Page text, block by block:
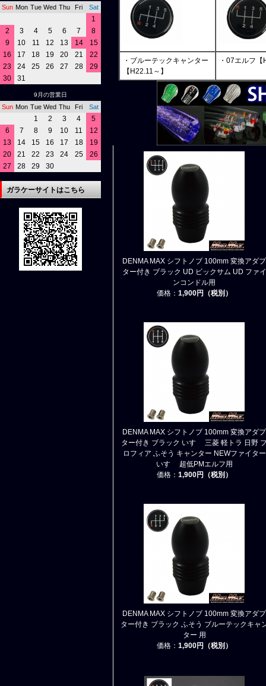
・ブルーテックキャンター
【H22.11～】
・07エルフ
DENMA MAX シフトノブ 100mm 変換アダプ
ター付き ブラック UD ビックサム UD ファイ
ンコンドル用
価格： 1,900円（税別）
DENMA MAX シフトノブ 100mm 変換アダプ
ター付き ブラック いすゞ 三菱 軽トラ 日野
ロフィア ふそう キャンター NEWファイター
いすゞ 超低PMエルフ用
価格： 1,900円（税別）
DENMA MAX シフトノブ 100mm 変換アダプ
ター付き ブラック ふそう ブルーテックキャ
ター 用
価格： 1,900円（税別）
Sun Mon Tue Wed Thu Fri Sat
1
2
3 4 5 6 7
8
9
10 11 12 13 14
15
16
17 18 19 20 21
22
23
24 25 26 27 28
29
30
31
9月の営業日
Sun Mon Tue Wed Thu Fri Sat
1 2 3 4
5
6
7 8 9 10 11
12
13
14 15 16 17 18
19
20
21 22 23 24 25
26
27
28 29 30
ガラケーサイトはこちら